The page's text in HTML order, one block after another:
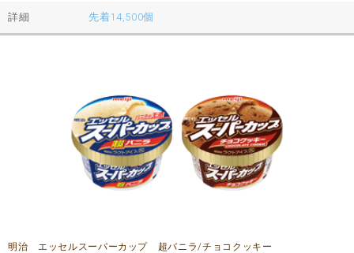
詳細 先着14,500個
明治 エッセルスーパーカップ 超バニラ/チョコクッキー